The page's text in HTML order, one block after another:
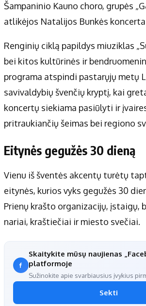
Šampaninio Kauno choro, grupės
atlikėjos Natalijos Bunkės
Renginių ciklą papildys miuziklas
bei kitos kultūrinės ir
programa atspindi pastarųjų metų
savivaldybių švenčių kryptį, kai
koncertų siekiama pasiūlyti ir
pritraukiančių šeimas bei regiono
Eitynės gegužės 30 dieną
Vienu iš šventės akcentų turėtų
eitynės, kurios vyks gegužės 30
Prienų krašto organizacijų, įstaigų,
nariai, kraštiečiai ir miesto svečiai.
Skaitykite mūsų naujienas
platformoje
Sužinokite apie svarbiausius įvykius
Sekti